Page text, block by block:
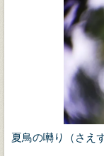
夏鳥の囀り（さえ